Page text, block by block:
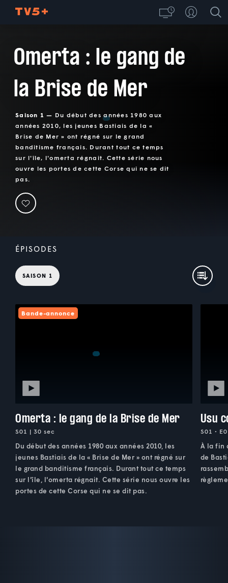
Omerta : le gang de
la Brise de Mer
Saison 1 — Du début des années 1980 aux
années 2010, les jeunes Bastiais de la «
Brise de Mer » ont régné sur le grand
banditisme français. Durant tout ce temps
sur l'île, l'omerta régnait. Cette série nous
ouvre les portes de cette Corse qui ne se dit
pas.
ÉPISODES
SAISON 1
Bande-annonce
Omerta : le gang de la Brise de Mer
S01 | 30 sec
Du début des années 1980 aux années 2010, les
jeunes Bastiais de la « Brise de Mer » ont régné sur
le grand banditisme français. Durant tout ce temps
sur l'île, l'omerta régnait. Cette série nous ouvre les
portes de cette Corse qui ne se dit pas.
Usu
S01 •
À la fin
de